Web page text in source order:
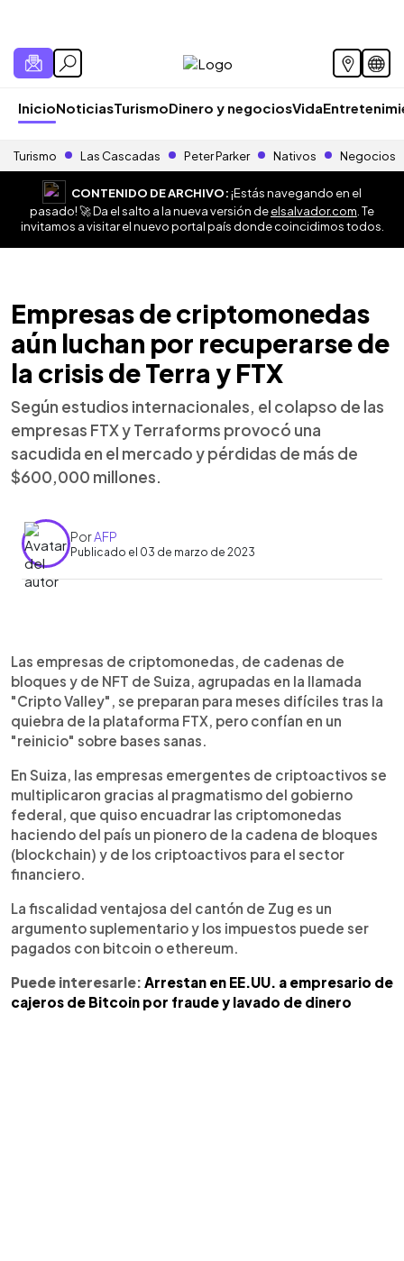
InicioNoticiasTurismoDinero y negociosVida
Turismo Las Cascadas Peter Parker Nativos Negocios
CONTENIDO DE ARCHIVO:¡Estás navegando en el
pasado! 🚀 Da el salto a la nueva versión deelsalvador.com . Te
invitamos a visitar el nuevo portal país donde coincidimos todos.
Empresas de criptomonedas
aún luchan por recuperarse de
la crisis de Terra y FTX
Según estudios internacionales, el colapso de las
empresas FTX y Terraforms provocó una
sacudida en el mercado y pérdidas de más de
$600,000 millones.
PorAFP
Publicado el 03 de marzo de 2023
Escuchar artículo
Las empresas de criptomonedas, de cadenas de
bloques y de NFT de Suiza, agrupadas en la llamada
"Cripto Valley", se preparan para meses difíciles tras la
quiebra de la plataforma FTX, pero confían en un
"reinicio" sobre bases sanas.
En Suiza, las empresas emergentes de criptoactivos se
multiplicaron gracias al pragmatismo del gobierno
federal, que quiso encuadrar las criptomonedas
haciendo del país un pionero de la cadena de bloques
(blockchain) y de los criptoactivos para el sector
financiero.
La fiscalidad ventajosa del cantón de Zug es un
argumento suplementario y los impuestos puede ser
pagados con bitcoin o ethereum.
Puede interesarle: Arrestan en EE.UU. a empresario de
cajeros de Bitcoin por fraude y lavado de dinero